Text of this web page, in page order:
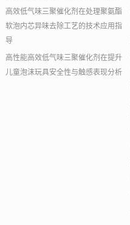
高效低气味三聚催化剂在处理聚氨酯
软泡内芯异味去除工艺的技术应用指
导
高性能高效低气味三聚催化剂在提升
儿童泡沫玩具安全性与触感表现分析